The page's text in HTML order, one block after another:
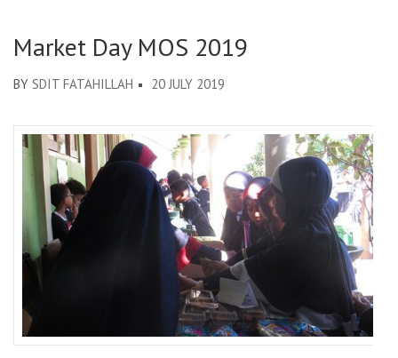
Market Day MOS 2019
BY SDIT FATAHILLAH 20 JULY 2019